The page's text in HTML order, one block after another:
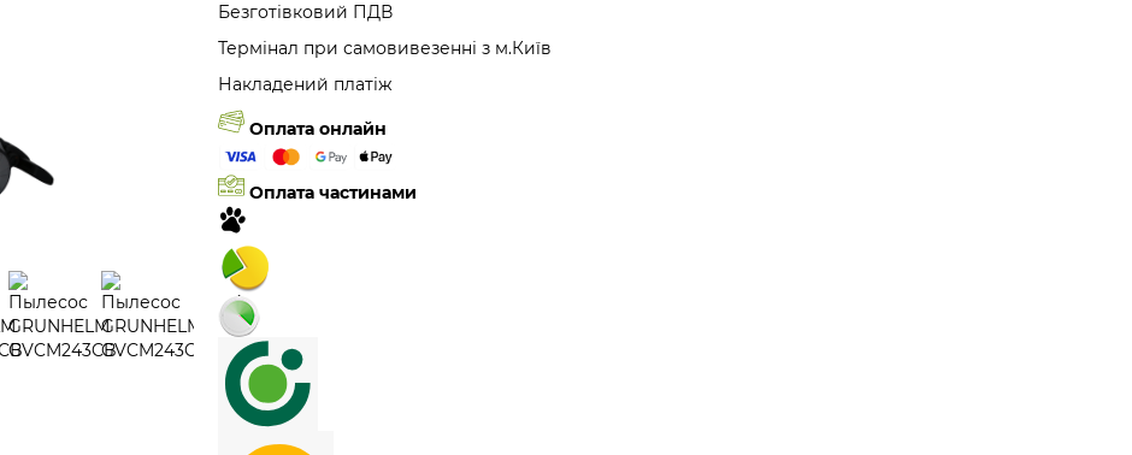
Безготівковий ПДВ
Термінал при самовивезенні з м.Київ
Накладений платіж
Оплата онлайн
Оплата частинами